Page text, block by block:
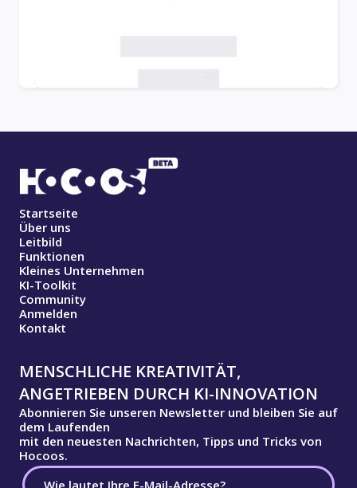
Startseite
Über uns
Leitbild
Funktionen
Kleines Unternehmen
KI-Toolkit
Community
Anmelden
Kontakt
MENSCHLICHE KREATIVITÄT,
ANGETRIEBEN DURCH KI-INNOVATION
Abonnieren Sie unseren Newsletter und bleiben Sie auf
dem Laufenden
mit den neuesten Nachrichten, Tipps und Tricks von
Hocoos.